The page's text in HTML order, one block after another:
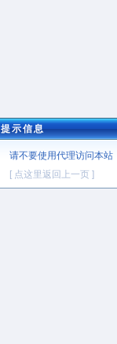
提示信息
请不要使用代理访问本站
[ 点这里返回上一页 ]